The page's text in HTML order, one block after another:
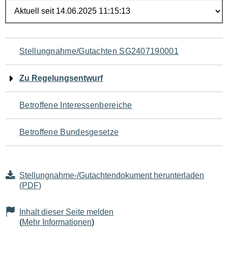
Navigation
für
den
Seiteninhalt
Stellungnahme/Gutachten SG2407190001
Zu Regelungsentwurf
Betroffene Interessenbereiche
Betroffene Bundesgesetze
Stellungnahme-/Gutachtendokument herunterladen
(PDF)
Inhalt dieser Seite melden
(Mehr Informationen)